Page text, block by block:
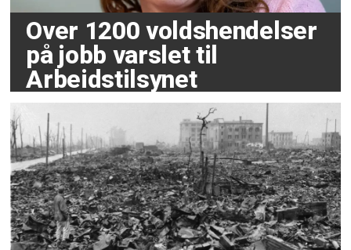
Over 1200 voldshendelser
på jobb varslet til
Arbeidstilsynet